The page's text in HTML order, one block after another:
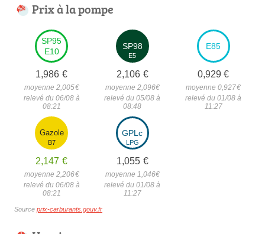
Prix à la pompe
SP95
E10
1,986 €
moyenne 2,005€
relevé du 06/08 à
08:21
SP98
E5
2,106 €
moyenne 2,096€
relevé du 05/08 à
08:48
E85
0,929 €
moyenne 0,927€
relevé du 01/08 à
11:27
Gazole
B7
2,147 €
moyenne 2,206€
relevé du 06/08 à
08:21
GPLc
LPG
1,055 €
moyenne 1,046€
relevé du 01/08 à
11:27
Source prix-carburants.gouv.fr